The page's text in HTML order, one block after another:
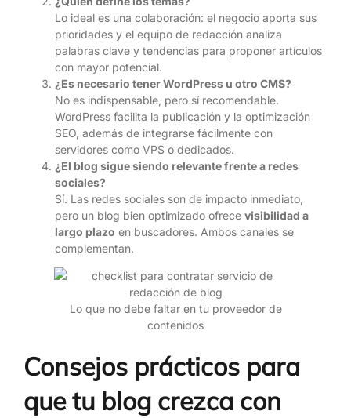
Lo ideal es una colaboración: el negocio aporta sus
prioridades y el equipo de redacción analiza
palabras clave y tendencias para proponer artículos
con mayor potencial.
¿Es necesario tener WordPress u otro CMS?
No es indispensable, pero sí recomendable.
WordPress facilita la publicación y la optimización
SEO, además de integrarse fácilmente con
servidores como VPS o dedicados.
¿El blog sigue siendo relevante frente a redes
sociales?
Sí. Las redes sociales son de impacto inmediato,
pero un blog bien optimizado ofrece visibilidad a
largo plazo en buscadores. Ambos canales se
complementan.
Lo que no debe faltar en tu proveedor de
contenidos
Consejos prácticos para
que tu blog crezca con